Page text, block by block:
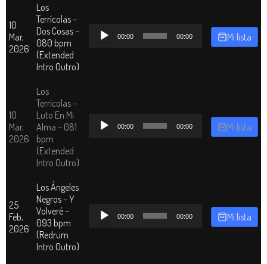
10
Mar,
2026
Los
Terrícolas –
Dos Cosas –
080 bpm
(Extended
Intro Outro)
Reproductor
00:00 00:00 Mi lista
10
Mar,
2026
Los
Terrícolas –
Luto En Mi
Alma – 081
bpm
(Extended
Intro Outro)
Reproductor
00:00 00:00 Mi lista
25
Feb,
2026
Los Ángeles
Negros – Y
Volveré –
093 bpm
(Redrum
Intro Outro)
Reproductor
00:00 00:00 Mi lista